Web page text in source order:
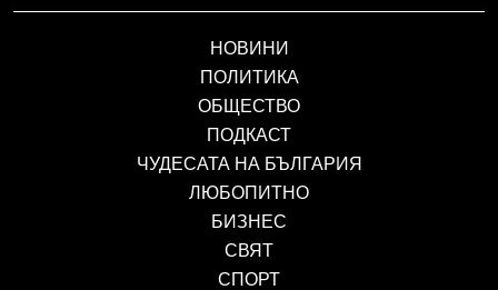
НОВИНИ
ПОЛИТИКА
ОБЩЕСТВО
ПОДКАСТ
ЧУДЕСАТА НА БЪЛГАРИЯ
ЛЮБОПИТНО
БИЗНЕС
СВЯТ
СПОРТ